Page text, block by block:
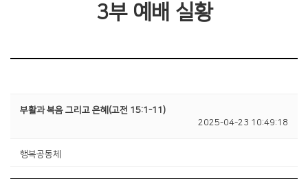
3부 예배 실황
부활과 복음 그리고 은혜(고전 15:1-11)
2025-04-23 10:49:18
행복공동체